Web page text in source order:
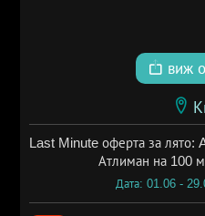
виж
Last Minute оферта за лято:
Атлиман на 100
Дата: 01.06 -